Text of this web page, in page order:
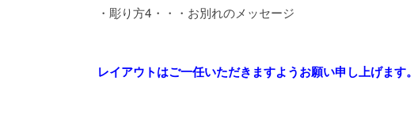
・彫り方4・・・お別れのメッセージ
レイアウトはご一任いただきますようお願い申し上げます。